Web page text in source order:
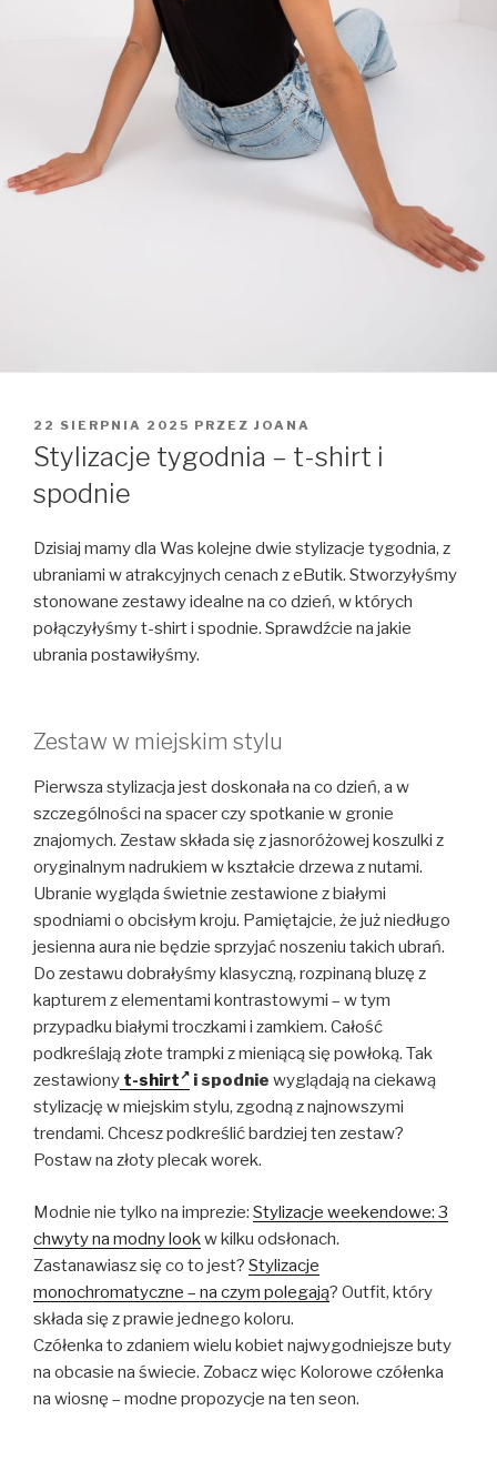
OPUBLIKOWANE
W
22 SIERPNIA 2025 PRZEZ JOANA
Stylizacje tygodnia – t-shirt i
spodnie
Dzisiaj mamy dla Was kolejne dwie stylizacje tygodnia, z
ubraniami w atrakcyjnych cenach z eButik. Stworzyłyśmy
stonowane zestawy idealne na co dzień, w których
połączyłyśmy t-shirt i spodnie. Sprawdźcie na jakie
ubrania postawiłyśmy.
Zestaw w miejskim stylu
Pierwsza stylizacja jest doskonała na co dzień, a w
szczególności na spacer czy spotkanie w gronie
znajomych. Zestaw składa się z jasnoróżowej koszulki z
oryginalnym nadrukiem w kształcie drzewa z nutami.
Ubranie wygląda świetnie zestawione z białymi
spodniami o obcisłym kroju. Pamiętajcie, że już niedługo
jesienna aura nie będzie sprzyjać noszeniu takich ubrań.
Do zestawu dobrałyśmy klasyczną, rozpinaną bluzę z
kapturem z elementami kontrastowymi – w tym
przypadku białymi troczkami i zamkiem. Całość
podkreślają złote trampki z mieniącą się powłoką. Tak
zestawiony t-shirt i spodnie wyglądają na ciekawą
stylizację w miejskim stylu, zgodną z najnowszymi
trendami. Chcesz podkreślić bardziej ten zestaw?
Postaw na złoty plecak worek.
Modnie nie tylko na imprezie: Stylizacje weekendowe: 3
chwyty na modny look w kilku odsłonach.
Zastanawiasz się co to jest? Stylizacje
monochromatyczne – na czym polegają? Outfit, który
składa się z prawie jednego koloru.
Czółenka to zdaniem wielu kobiet najwygodniejsze buty
na obcasie na świecie. Zobacz więc Kolorowe czółenka
na wiosnę – modne propozycje na ten seon.